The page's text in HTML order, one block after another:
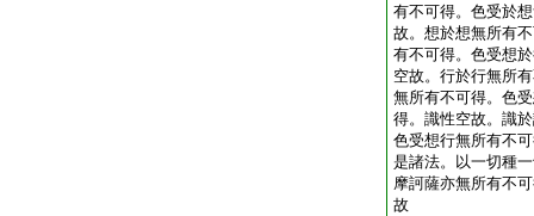
有不可得。色受於
故。想於想無所有
有不可得。色受想
空故。行於行無所
無所有不可得。色
得。識性空故。識
色受想行無所有不
是諸法。以一切種
摩訶薩亦無所有不
故